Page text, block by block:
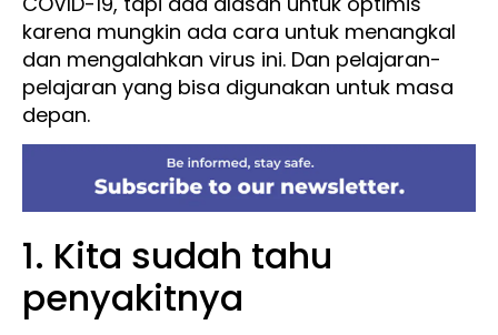
karena mungkin ada cara untuk menangkal
dan mengalahkan virus ini. Dan pelajaran-
pelajaran yang bisa digunakan untuk masa
depan.
1. Kita sudah tahu
penyakitnya